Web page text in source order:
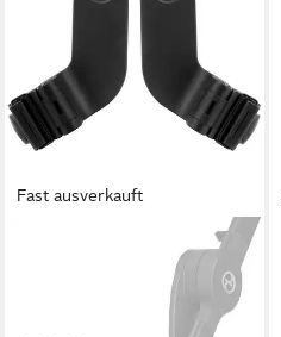
Fast ausverkauft
Kinderwagen-Adapter Cybex
Gold, Babyschalen-Adapter,
(2-tlg), für Buggy Beezy